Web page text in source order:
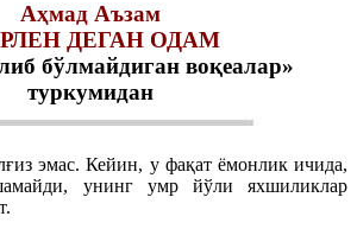
Аҳмад Аъзам
ДЕГАН ОДАМ
бўлмайдиган воқеалар»
туркумидан
эмас. Кейин, у фақат ёмонлик ичида,
унинг умр йўли яхшиликлар